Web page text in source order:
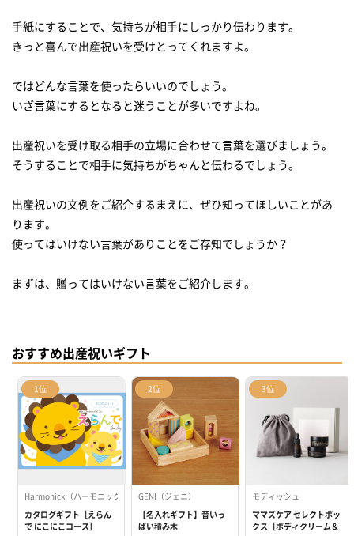
後輩・部下へのメッセージ 文例1
後輩・部下へのメッセージ 文例3
兄弟・姉妹へのメッセージ 文例1
兄弟・姉妹へのメッセージ 文例3
【パパになった男性】新米パパにあたたかなメッセージを届けよう
新しくパパになった男性へのメッセージ 文例2
葉
２人目が生まれた時のメッセージ 文例1
出産祝いが遅れた時のメッセージ 文例2
出産祝いが遅れた時のメッセージ 文例3
【遅れた時】遅れてしまった！そんなときに贈る出産祝いの言葉
出産祝いが遅れた時のメッセージ 文例1
出産祝いが遅れた時のメッセージ 文例2
手紙にすることで、気持ちが相手にしっかり伝わります。
きっと喜んで出産祝いを受けとってくれますよ。
ではどんな言葉を使ったらいいのでしょう。
いざ言葉にするとなると迷うことが多いですよね。
出産祝いを受け取る相手の立場に合わせて言葉を選びましょう。
そうすることで相手に気持ちがちゃんと伝わるでしょう。
出産祝いの文例をご紹介するまえに、ぜひ知ってほしいことがあ
ります。
使ってはいけない言葉がありことをご存知でしょうか？
まずは、贈ってはいけない言葉をご紹介します。
おすすめ出産祝いギフト
1位
Harmonick（ハーモニック）
カタログギフト［えらん
で にこにこコース］
2位
GENI（ジェニ）
【名入れギフト】音いっ
ぱい積み木
3位
モディッシュ
ママズケア セレクトボッ
クス［ボディクリーム＆